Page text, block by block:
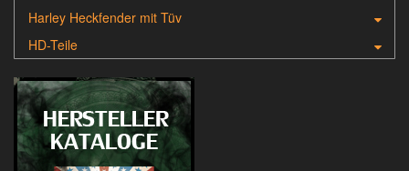
Harley Heckfender mit Tüv
HD-Teile